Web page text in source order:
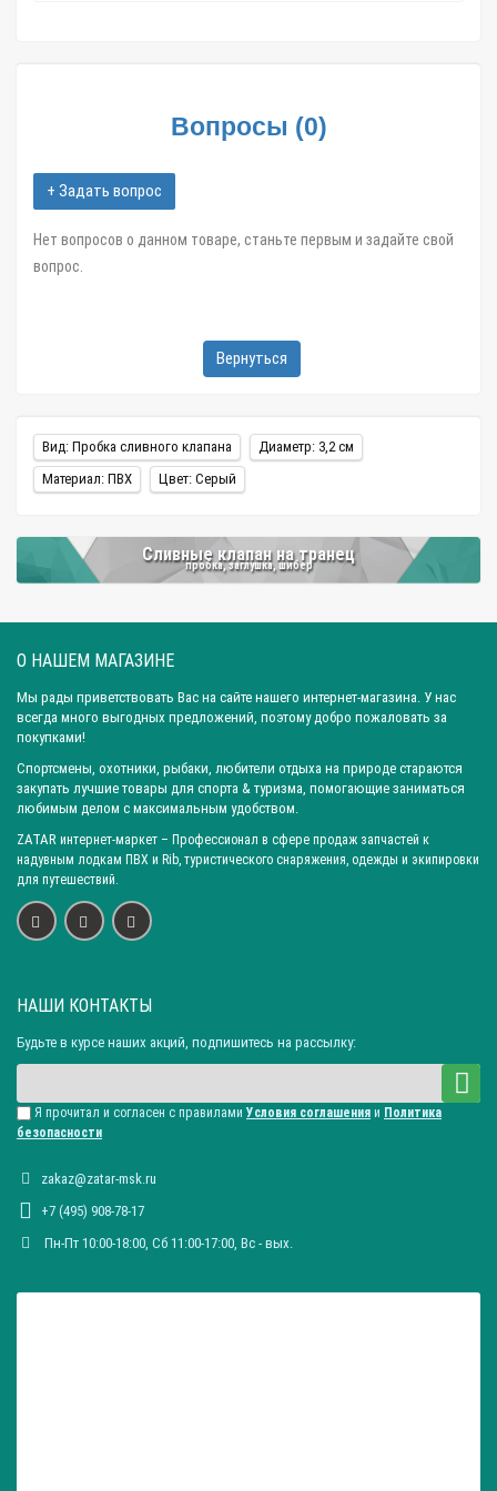
Вопросы (0)
+ Задать вопрос
Нет вопросов о данном товаре, станьте первым и задайте свой
вопрос.
Вернуться
Вид: Пробка сливного клапана
Диаметр: 3,2 см
Материал: ПВХ
Цвет: Серый
Сливные клапан на транец
пробка, заглушка, шибер
О НАШЕМ МАГАЗИНЕ
Мы рады приветствовать Вас на сайте нашего интернет-магазина. У нас
всегда много выгодных предложений, поэтому добро пожаловать за
покупками!
Спортсмены, охотники, рыбаки, любители отдыха на природе стараются
закупать лучшие товары для спорта & туризма, помогающие заниматься
любимым делом с максимальным удобством.
ZATAR интернет-маркет – Профессионал в сфере продаж запчастей к
надувным лодкам ПВХ и Rib, туристического снаряжения, одежды и экипировки
для путешествий.
НАШИ КОНТАКТЫ
Будьте в курсе наших акций, подпишитесь на рассылку:
Я прочитал и согласен с правилами Условия соглашения и Политика
безопасности
zakaz@zatar-msk.ru
+7 (495) 908-78-17
Пн-Пт 10:00-18:00, Сб 11:00-17:00, Вc - вых.